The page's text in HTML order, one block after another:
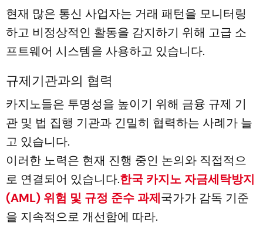
현재 많은 통신 사업자는 거래 패턴을 모니터링
하고 비정상적인 활동을 감지하기 위해 고급 소
프트웨어 시스템을 사용하고 있습니다.
규제기관과의 협력
카지노들은 투명성을 높이기 위해 금융 규제 기
관 및 법 집행 기관과 긴밀히 협력하는 사례가 늘
고 있습니다.
이러한 노력은 현재 진행 중인 논의와 직접적으
로 연결되어 있습니다.한국 카지노 자금세탁방지
(AML) 위험 및 규정 준수 과제국가가 감독 기준
을 지속적으로 개선함에 따라.